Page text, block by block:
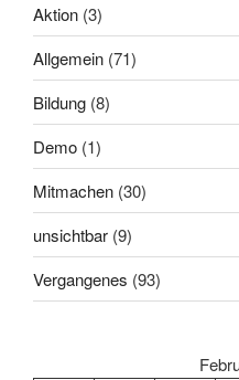
Aktion (3)
Allgemein (71)
Bildung (8)
Demo (1)
Mitmachen (30)
unsichtbar (9)
Vergangenes (93)